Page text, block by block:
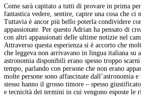
Come sarà capitato a tutti di provare in prima
fantastica vedere, sentire, capire una cosa che ci
Tuttavia è ancor più bello poterla condividere
appassionate. Per questo Adrian ha pensato di
con altri appassionati delle ultime notizie nel
Attraverso questa esperienza si è accorto che
che leggeva non arrivavano in lingua italiana su
astronomia disponibili erano spesso troppo
tempo, parlando con persone che non erano
molte persone sono affascinate dall’astronomia
stesso hanno il grosso timore – spesso
e tecnicità dei termini in cui vengono esposte le